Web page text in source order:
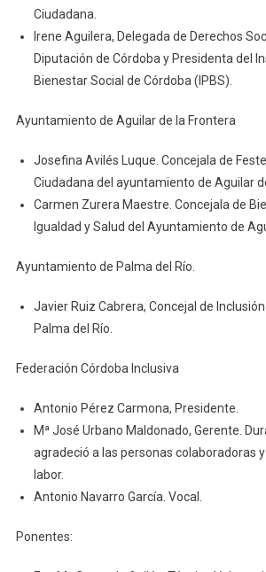
Ciudadana.
Irene Aguilera, Delegada de Derechos
Diputación de Córdoba y Presidenta del
Bienestar Social de Córdoba (IPBS).
Ayuntamiento de Aguilar de la Frontera
Josefina Avilés Luque. Concejala de
Ciudadana del ayuntamiento de Aguilar
Carmen Zurera Maestre. Concejala de
Igualdad y Salud del Ayuntamiento de
Ayuntamiento de Palma del Río.
Javier Ruiz Cabrera, Concejal de
Palma del Río.
Federación Córdoba Inclusiva
Antonio Pérez Carmona, Presidente.
Mª José Urbano Maldonado, Gerente.
agradeció a las personas colaboradoras
labor.
Antonio Navarro García. Vocal.
Ponentes: